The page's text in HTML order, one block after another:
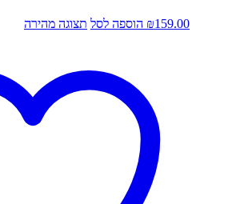
₪159.00 הוספה לסל תצוגה מהירה